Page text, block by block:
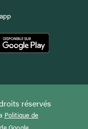
réservés
Politique de